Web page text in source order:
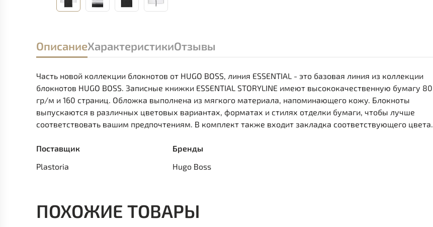
ОписаниеХарактеристикиОтзывы
Часть новой коллекции блокнотов от HUGO BOSS, линия ESSENTIAL - это базовая линия из коллекции
блокнотов HUGO BOSS. Записные книжки ESSENTIAL STORYLINE имеют высококачественную бумагу 80
гр/м и 160 страниц. Обложка выполнена из мягкого материала, напоминающего кожу. Блокноты
выпускаются в различных цветовых вариантах, форматах и стилях отделки бумаги, чтобы лучше
соответствовать вашим предпочтениям. В комплект также входит закладка соответствующего цвета.
Поставщик
Plastoria
Бренды
Hugo Boss
ПОХОЖИЕ ТОВАРЫ